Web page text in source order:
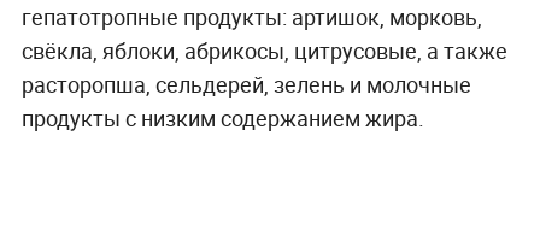
гепатотропные продукты: артишок, морковь,
свёкла, яблоки, абрикосы, цитрусовые, а также
расторопша, сельдерей, зелень и молочные
продукты с низким содержанием жира.